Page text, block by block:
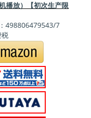
播放）【初次生产限
498806479543/7